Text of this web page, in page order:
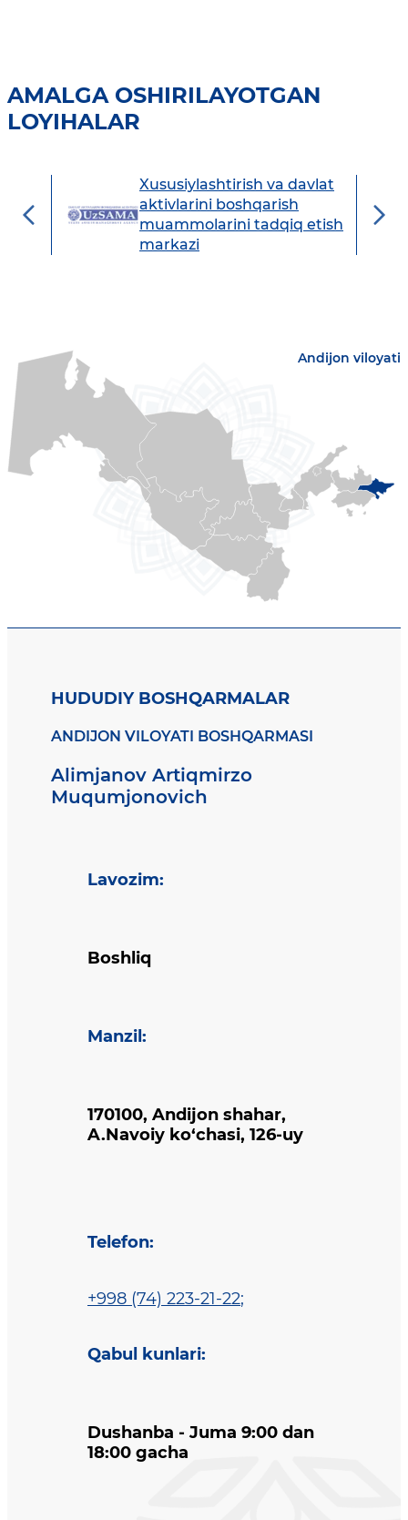
AMALGA OSHIRILAYOTGAN
LOYIHALAR
Xususiylashtirish va davlat
aktivlarini boshqarish
muammolarini tadqiq etish
markazi
Andijon viloyati
HUDUDIY BOSHQARMALAR
ANDIJON VILOYATI BOSHQARMASI
Alimjanov Artiqmirzo
Muqumjonovich
Lavozim:
Boshliq
Manzil :
170100, Andijon shahar,
A.Navoiy ko‘chasi, 126-uy
Telefon:
+998 (74) 223-21-22;
Qabul kunlari:
Dushanba - Juma 9:00 dan
18:00 gacha